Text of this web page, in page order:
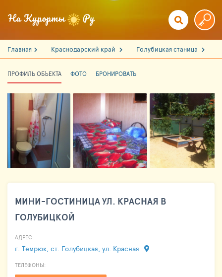
Главная Краснодарский край Голубицкая станица
ПРОФИЛЬ ОБЪЕКТА ФОТО БРОНИРОВАТЬ
МИНИ-ГОСТИНИЦА УЛ. КРАСНАЯ В
ГОЛУБИЦКОЙ
АДРЕС:
г. Темрюк, ст. Голубицкая, ул. Красная
ТЕЛЕФОНЫ: